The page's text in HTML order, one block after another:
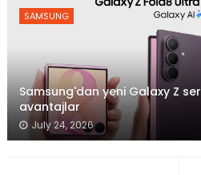
SAMSUNG
Samsung'dan yeni Galaxy Z
avantajlar
July 24, 2026